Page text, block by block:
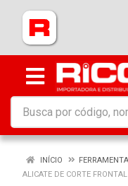
INÍCIO
ALICATE DE CORTE